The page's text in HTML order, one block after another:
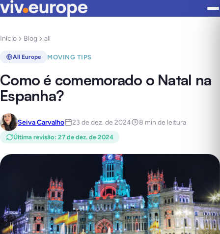
Início Blog all
All Europe MOVING TIPS
Como é comemorado o Natal na
Espanha?
Seiva Carvalho 23 de dez. de 2024 8 min de leitura
Última revisão: 27 de dez. de 2024